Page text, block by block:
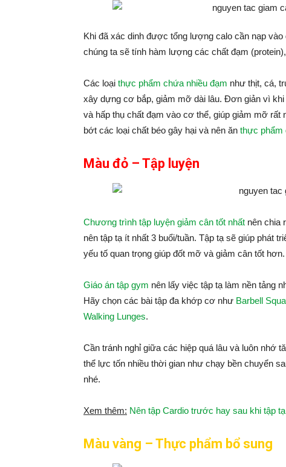
Khi đã xác dinh được tổng lượng calo cần nạp
chúng ta sẽ tính hàm lượng các chất đạm
Các loại thực phẩm chứa nhiều đạm như thịt, cá,
xây dựng cơ bắp, giảm mỡ dài lâu. Đơn giản vì
và hấp thụ chất đạm vào cơ thể, giúp giảm mỡ rất
bớt các loại chất béo gây hại và nên ăn thực phẩm
Màu đỏ – Tập luyện
Chương trình tập luyện giảm cân tốt nhất nên chia
nên tập tạ ít nhất 3 buổi/tuần. Tập tạ sẽ giúp phát
yếu tố quan trọng giúp đốt mỡ và giảm cân tốt hơn.
Giáo án tập gym nên lấy việc tập tạ làm nền tảng
Hãy chọn các bài tập đa khớp cơ như Barbell
Walking Lunges.
Cần tránh nghỉ giữa các hiệp quá lâu và luôn nhớ
thể lực tốn nhiều thời gian như chạy bền chuyển
nhé.
Xem thêm: Nên tập Cardio trước hay sau khi tập tạ
Màu vàng – Thực phẩm bổ sung